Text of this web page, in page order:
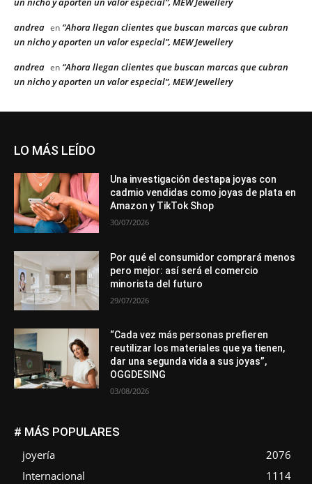
andrea en “Ahora llegan clientes que buscan marcas que cubran
un nicho y aporten un valor especial”, MEW Jewellery
andrea en “Ahora llegan clientes que buscan marcas que cubran
un nicho y aporten un valor especial”, MEW Jewellery
LO MÁS LEÍDO
Una investigación destapa joyas con
cadmio vendidas como joyas de plata en
Amazon y TikTok Shop
30/07/2026
Por qué el consumidor comprará menos
pero mejor: así será el comercio
minorista del futuro
29/07/2026
“Cada vez más personas prefieren
reutilizar los materiales que ya tienen,
dar una segunda vida a sus joyas”,
OGGDESING
03/08/2026
# MÁS POPULARES
joyería
2076
Internacional
1114